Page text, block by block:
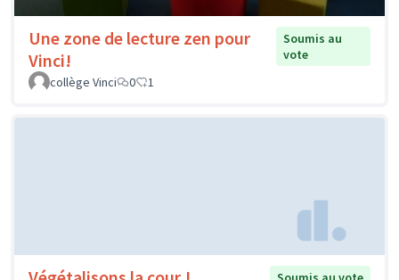
Une zone de lecture zen pour
Vinci!
Soumis au
vote
collège Vinci
0 1